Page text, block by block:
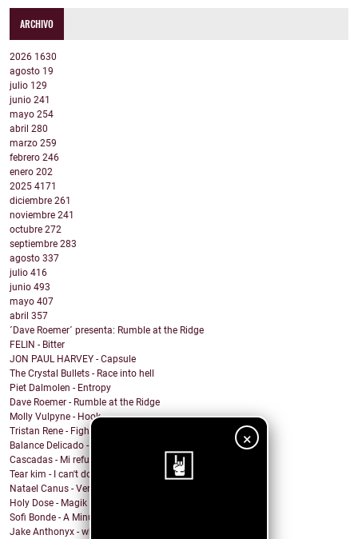
×
ARCHIVO
2026 1630
agosto 19
julio 129
junio 241
mayo 254
abril 280
marzo 259
febrero 246
enero 202
2025 4171
diciembre 261
noviembre 241
octubre 272
septiembre 283
agosto 337
julio 416
junio 493
mayo 407
abril 357
´Dave Roemer´ presenta: Rumble at the Ridge
FELIN - Bitter
JON PAUL HARVEY - Capsule
The Crystal Bullets - Race into hell
Piet Dalmolen - Entropy
Dave Roemer - Rumble at the Ridge
Molly Vulpyne - Hook
Tristan Rene - Fighting With Fists
Balance Delicado - Algo en ti
Cascadas - Mi refugio
Tear kim - I can't do anything
Natael Canus - Versatile (2022 Remastered) (Remix ...
Holy Dose - Magik
Sofi Bonde - A Minute
Jake Anthonyx - what happened to yesterday?